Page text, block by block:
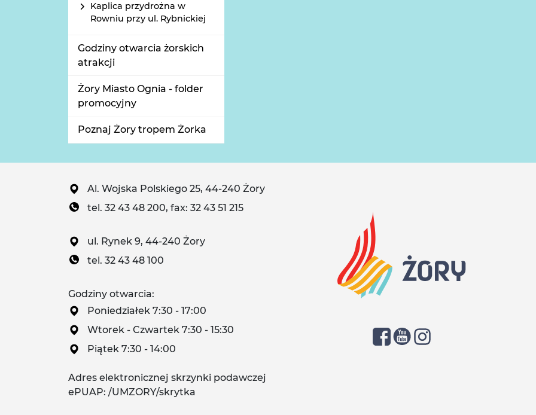
Kaplica przydrożna w
Rowniu przy ul. Rybnickiej
Godziny otwarcia żorskich
atrakcji
Żory Miasto Ognia - folder
promocyjny
Poznaj Żory tropem Żorka
Al. Wojska Polskiego 25, 44-240 Żory
tel. 32 43 48 200, fax: 32 43 51 215
ul. Rynek 9, 44-240 Żory
tel. 32 43 48 100
Godziny otwarcia:
Poniedziałek 7:30 - 17:00
Wtorek - Czwartek 7:30 - 15:30
Piątek 7:30 - 14:00
Adres elektronicznej skrzynki podawczej
ePUAP: /UMZORY/skrytka